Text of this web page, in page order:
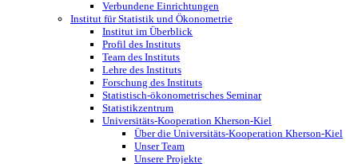
Verbundene Einrichtungen
Institut für Statistik und Ökonometrie
Institut im Überblick
Profil des Instituts
Team des Instituts
Lehre des Instituts
Forschung des Instituts
Statistisch-ökonometrisches Seminar
Statistikzentrum
Universitäts-Kooperation Kherson-Kiel
Über die Universitäts-Kooperation Kherson-Kiel
Unser Team
Unsere Projekte